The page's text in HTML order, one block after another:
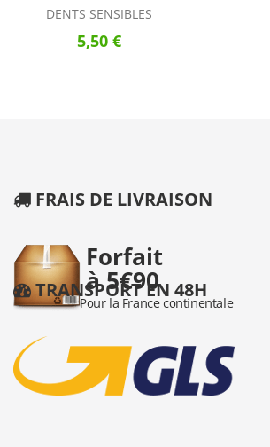
DENTS SENSIBLES
5,50 €
FRAIS DE LIVRAISON
TRANSPORT EN 48H